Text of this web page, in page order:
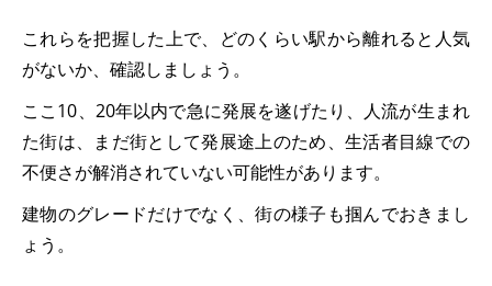
これらを把握した上で、どのくらい駅から離れると人気
がないか、確認しましょう。
ここ10、20年以内で急に発展を遂げたり、人流が生まれ
た街は、まだ街として発展途上のため、生活者目線での
不便さが解消されていない可能性があります。
建物のグレードだけでなく、街の様子も掴んでおきまし
ょう。